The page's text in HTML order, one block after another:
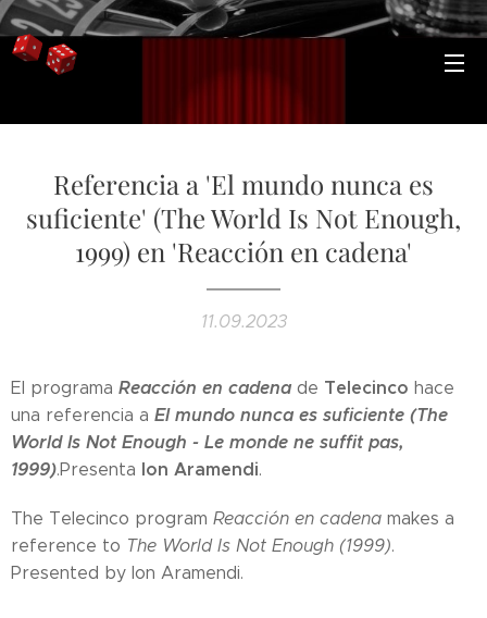
Referencia a 'El mundo nunca es
suficiente' (The World Is Not Enough,
1999) en 'Reacción en cadena'
11.09.2023
El programa Reacción en cadena de Telecinco hace
una referencia a El mundo nunca es suficiente (The
World Is Not Enough - Le monde ne suffit pas,
1999).Presenta Ion Aramendi.
The Telecinco program Reacción en cadena makes a
reference to The World Is Not Enough (1999).
Presented by Ion Aramendi.